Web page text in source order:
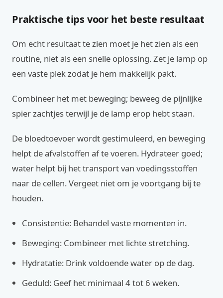
Praktische tips voor het beste resultaat
Om echt resultaat te zien moet je het zien als een
routine, niet als een snelle oplossing. Zet je lamp op
een vaste plek zodat je hem makkelijk pakt.
Combineer het met beweging; beweeg de pijnlijke
spier zachtjes terwijl je de lamp erop hebt staan.
De bloedtoevoer wordt gestimuleerd, en beweging
helpt de afvalstoffen af te voeren. Hydrateer goed;
water helpt bij het transport van voedingsstoffen
naar de cellen. Vergeet niet om je voortgang bij te
houden.
Consistentie: Behandel vaste momenten in.
Beweging: Combineer met lichte stretching.
Hydratatie: Drink voldoende water op de dag.
Geduld: Geef het minimaal 4 tot 6 weken.